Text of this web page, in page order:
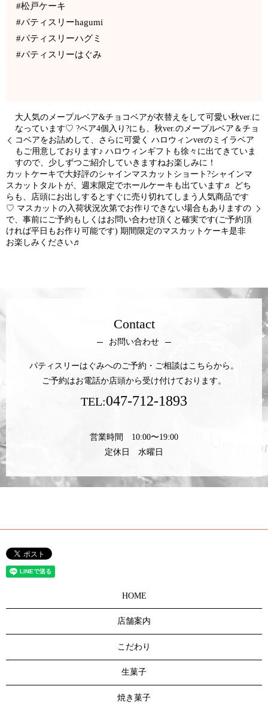
#松戸ケーキ
#パティスリーhagumi
#パティスリーハグミ
#パティスリーはぐみ
大人気のメープルベア&チョコベアが衣替えをして可愛い秋ver.に
なっています♡ ?ベア4個入り?にも、秋ver.のメープルベア＆チョ
コベアをお詰めして、さらに可愛く ハロウィンverのミイラベア
もご用意しております♪ ハロウィンギフトも徐々に出てきていま
すので、少しずつご紹介していきますねお楽しみに！
カットケーキで大好評のシャインマスカットショート?シャインマ
スカットタルトが、週末限定でホールケーキも出ています♬ どち
らも、店頭にお出しするとすぐに売り切れてしまう人気商品です
♡ マスカットの入荷状況次第でお作りできない場合もありますの
で、事前にご予約もしくはお問い合わせ頂くと確実です(ご予約頂
ければ平日もお作り可能です) 期間限定のマスカットケーキ是非
お楽しみください♬
Contact
お問い合わせ
パティスリーはぐみへのご予約・ご相談はこちらから。
ご予約はお電話か店頭から受け付けております。
TEL:047-712-1893
営業時間 10:00〜19:00
定休日 水曜日
HOME
店舗案内
こだわり
生菓子
焼き菓子